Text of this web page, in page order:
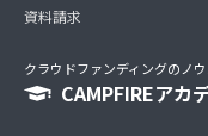
資料請求
クラウドファンディングのノ
CAMPFIREアカ